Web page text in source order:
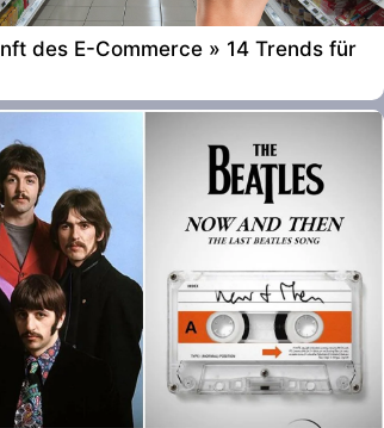
des E-Commerce » 14 Trends für